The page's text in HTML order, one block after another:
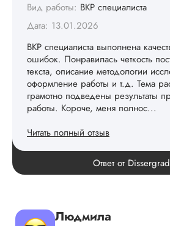
Вид работы: ВКР специалиста
Дата: 13.01.2026
ВКР специалиста выполнена
ошибок. Понравилась четкость
текста, описание методологии
оформление работы и т.д. Тема
грамотно подведены результаты
работы. Короче, меня полнос...
Читать полный отзыв
Очень приятно это слышать!
Ответ от Dissergrad
Людмила